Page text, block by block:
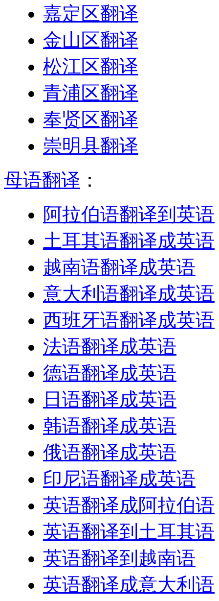
嘉定区翻译
金山区翻译
松江区翻译
青浦区翻译
奉贤区翻译
崇明县翻译
母语翻译 ：
阿拉伯语翻译到英语
土耳其语翻译成英语
越南语翻译成英语
意大利语翻译成英语
西班牙语翻译成英语
法语翻译成英语
德语翻译成英语
日语翻译成英语
韩语翻译成英语
俄语翻译成英语
印尼语翻译成英语
英语翻译成阿拉伯语
英语翻译到土耳其语
英语翻译到越南语
英语翻译成意大利语